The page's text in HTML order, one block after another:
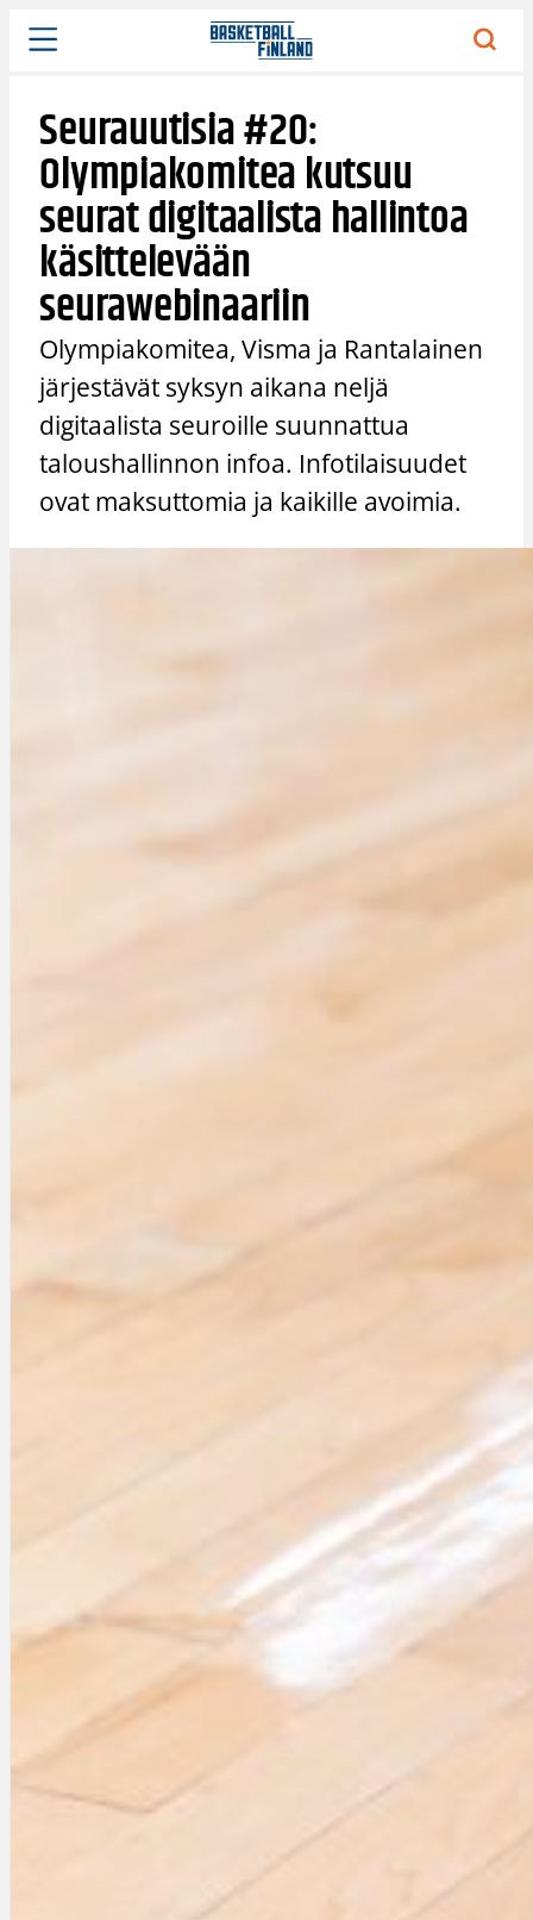
Siirry
sisältöön
Seurauutisia #20:
Olympiakomitea kutsuu
seurat digitaalista hallintoa
käsittelevään
seurawebinaariin
Olympiakomitea, Visma ja Rantalainen
järjestävät syksyn aikana neljä
digitaalista seuroille suunnattua
taloushallinnon infoa. Infotilaisuudet
ovat maksuttomia ja kaikille avoimia.